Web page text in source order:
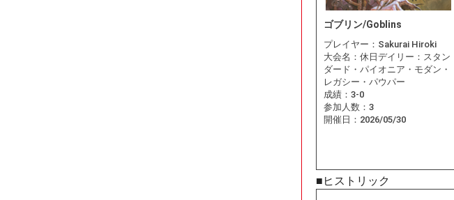
ゴブリン/Goblins
プレイヤー： Sakurai Hiroki
大会名： 休日デイリー：スタン
ダード・パイオニア・モダン・
レガシー・パウパー
成績： 3-0
参加人数： 3
開催日： 2026/05/30
■ヒストリック